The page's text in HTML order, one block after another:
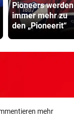
Pioneers werden
immer mehr zu
den „Pioneerit“
mehr